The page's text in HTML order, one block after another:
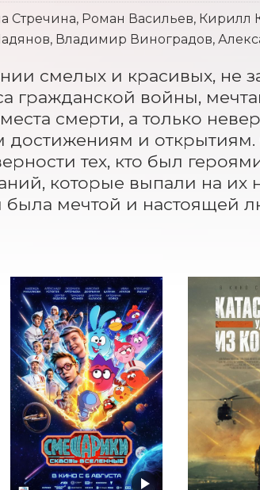
Стречина, Роман Васильев, Кирилл
Владимир Виноградов,
смелых и красивых, не
гражданской войны,
смерти, а только
достижениям и открытиям.
тех, кто был
которые выпали на их
мечтой и настоящей